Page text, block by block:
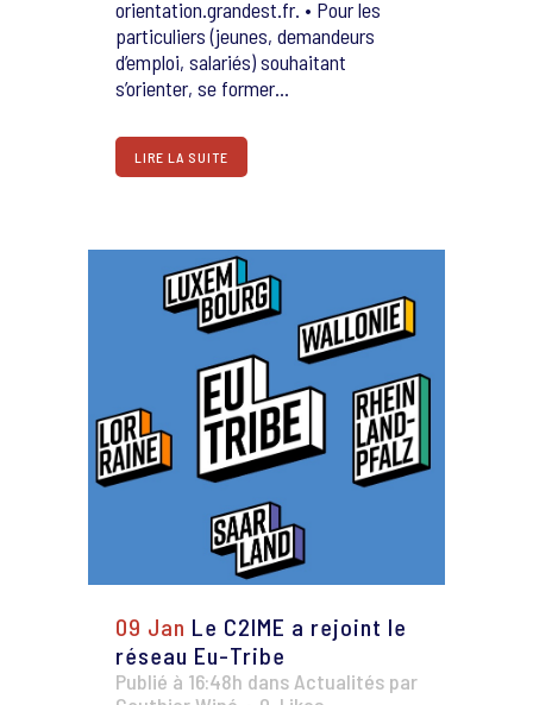
orientation.grandest.fr. • Pour les
particuliers (jeunes, demandeurs
d’emploi, salariés) souhaitant
s’orienter, se former...
LIRE LA SUITE
09 Jan Le C2IME a rejoint le
réseau Eu-Tribe
Publié à 16:48h dans Actualités par